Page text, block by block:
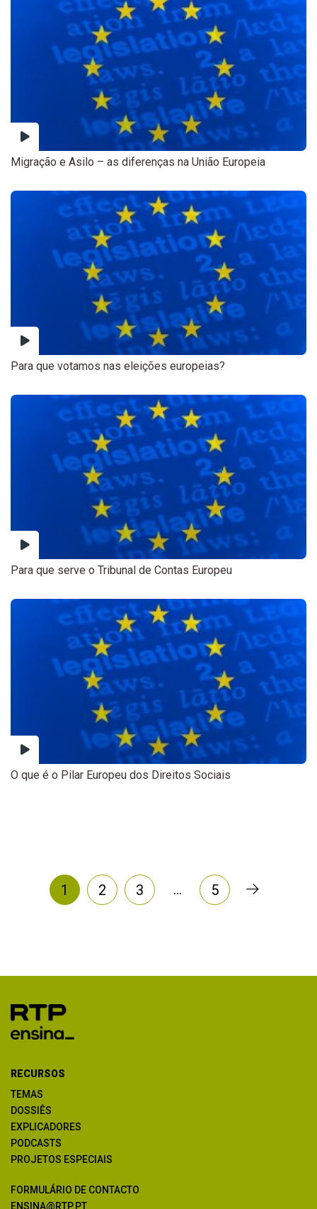
Migração e Asilo – as diferenças na União Europeia
Para que votamos nas eleições europeias?
Para que serve o Tribunal de Contas Europeu
O que é o Pilar Europeu dos Direitos Sociais
1 2 3 … 5
RECURSOS
TEMAS
DOSSIÊS
EXPLICADORES
PODCASTS
PROJETOS ESPECIAIS
FORMULÁRIO DE CONTACTO
ENSINA@RTP.PT